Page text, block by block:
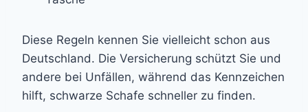
Diese Regeln kennen Sie vielleicht schon aus
Deutschland. Die Versicherung schützt Sie und
andere bei Unfällen, während das Kennzeichen
hilft, schwarze Schafe schneller zu finden.